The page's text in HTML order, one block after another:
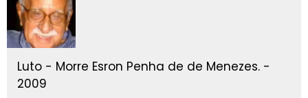
Luto - Morre Esron Penha de de Menezes. -
2009